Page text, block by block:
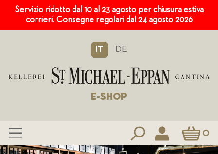
Servizio ridotto dal 10 al 23 agosto per chiusura estiva
corrieri. Consegne regolari dal 24 agosto 2026
IT DE
E-SHOP
Carrello0
Salta